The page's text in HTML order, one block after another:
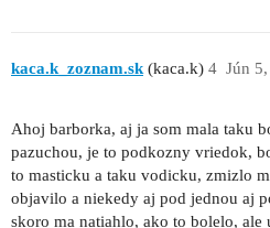
kaca.k_zoznam.sk(kaca.k) Jún
4
Ahoj barborka, aj ja som mala taku
pazuchou, je to podkozny vriedok,
to masticku a taku vodicku, zmizlo
objavilo a niekedy aj pod jednou aj
skoro ma natiahlo, ako to bolelo, ale